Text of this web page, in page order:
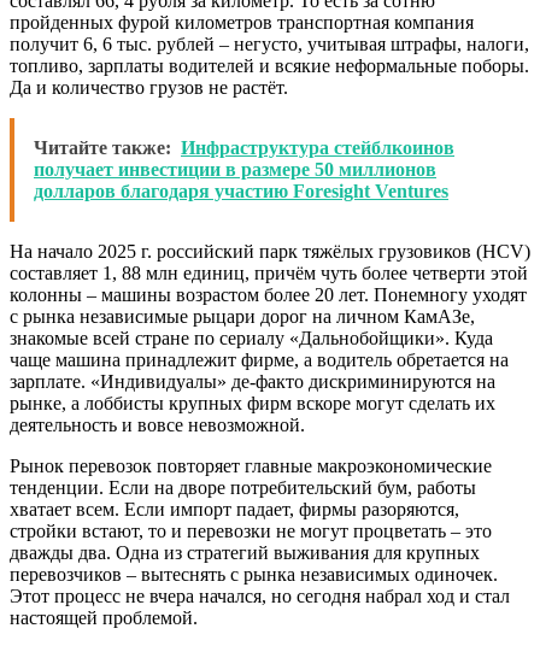
пройденных фурой километров транспортная компания
получит 6, 6 тыс. рублей – негусто, учитывая штрафы, налоги,
топливо, зарплаты водителей и всякие неформальные поборы.
Да и количество грузов не растёт.
Читайте также: Инфраструктура стейблкоинов
получает инвестиции в размере 50 миллионов
долларов благодаря участию Foresight Ventures
На начало 2025 г. российский парк тяжёлых грузовиков (HCV)
составляет 1, 88 млн единиц, причём чуть более четверти этой
колонны – машины возрастом более 20 лет. Понемногу уходят
с рынка независимые рыцари дорог на личном КамАЗе,
знакомые всей стране по сериалу «Дальнобойщики». Куда
чаще машина принадлежит фирме, а водитель обретается на
зарплате. «Индивидуалы» де-факто дискриминируются на
рынке, а лоббисты крупных фирм вскоре могут сделать их
деятельность и вовсе невозможной.
Рынок перевозок повторяет главные макроэкономические
тенденции. Если на дворе потребительский бум, работы
хватает всем. Если импорт падает, фирмы разоряются,
стройки встают, то и перевозки не могут процветать – это
дважды два. Одна из стратегий выживания для крупных
перевозчиков – вытеснять с рынка независимых одиночек.
Этот процесс не вчера начался, но сегодня набрал ход и стал
настоящей проблемой.